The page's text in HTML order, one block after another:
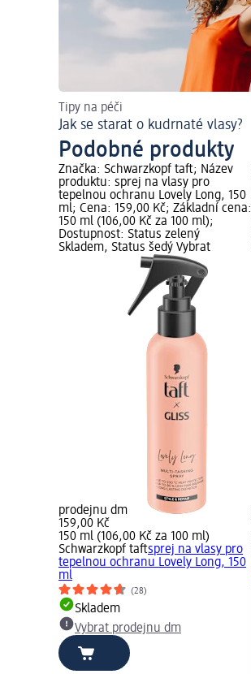
Tipy na péči
Jak se starat o kudrnaté vlasy?
Podobné produkty
Značka: Schwarzkopf taft; Název
produktu: sprej na vlasy pro
tepelnou ochranu Lovely Long, 150
ml; Cena: 159,00 Kč; Základní cena:
150 ml (106,00 Kč za 100 ml);
Dostupnost: Status zelený
Skladem, Status šedý Vybrat
prodejnu dm
159,00 Kč
150 ml (106,00 Kč za 100 ml)
Schwarzkopf taftsprej na vlasy pro
tepelnou ochranu Lovely Long, 150
ml
(28)
Skladem
Vybrat prodejnu dm